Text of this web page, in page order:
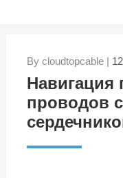
By cloudtopcable | 12
Навигация
проводов